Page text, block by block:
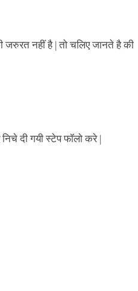
नहीं है | तो चलिए जानते है की
दी गयी स्टेप फॉलो करे |